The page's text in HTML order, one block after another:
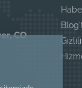
CO